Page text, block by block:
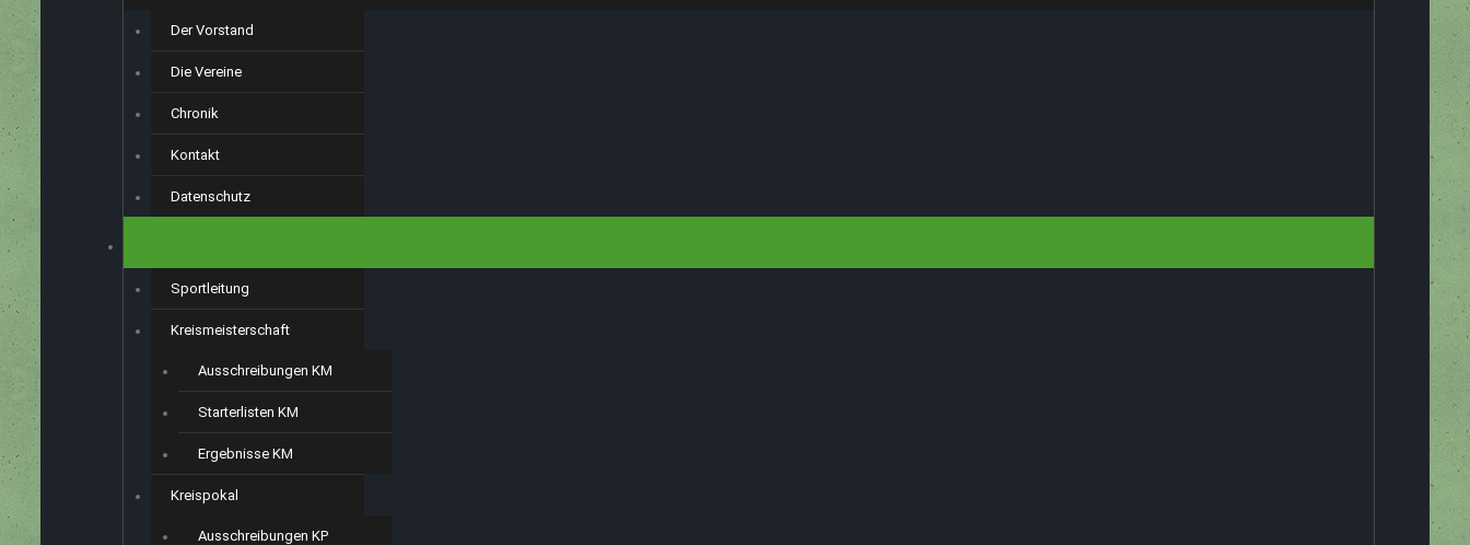
Der Vorstand
Die Vereine
Chronik
Kontakt
Datenschutz
Sportleitung
Kreismeisterschaft
Ausschreibungen KM
Starterlisten KM
Ergebnisse KM
Kreispokal
Ausschreibungen KP